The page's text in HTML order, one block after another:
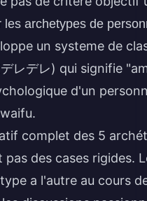
archetypes de
un systeme de
レデレ) qui signifie
d'un
complet des 5
des cases rigides.
a l'autre au cours